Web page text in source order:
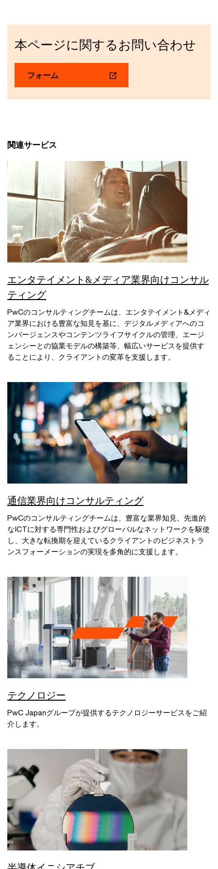
本ページに関するお問い合わせ
フォーム
関連サービス
エンタテイメント&メディア業界向けコンサル
ティング
PwCのコンサルティングチームは、エンタテイメント&メディ
ア業界における豊富な知見を基に、デジタルメディアへのコ
ンバージェンスやコンテンツライフサイクルの管理、エージ
ェンシーとの協業モデルの構築等、幅広いサービスを提供す
ることにより、クライアントの変革を支援します。
通信業界向けコンサルティング
PwCのコンサルティングチームは、豊富な業界知見、先進的
なICTに対する専門性およびグローバルなネットワークを駆使
し、大きな転換期を迎えているクライアントのビジネストラ
ンスフォーメーションの実現を多角的に支援します。
テクノロジー
PwC Japanグループが提供するテクノロジーサービスをご紹
介します。